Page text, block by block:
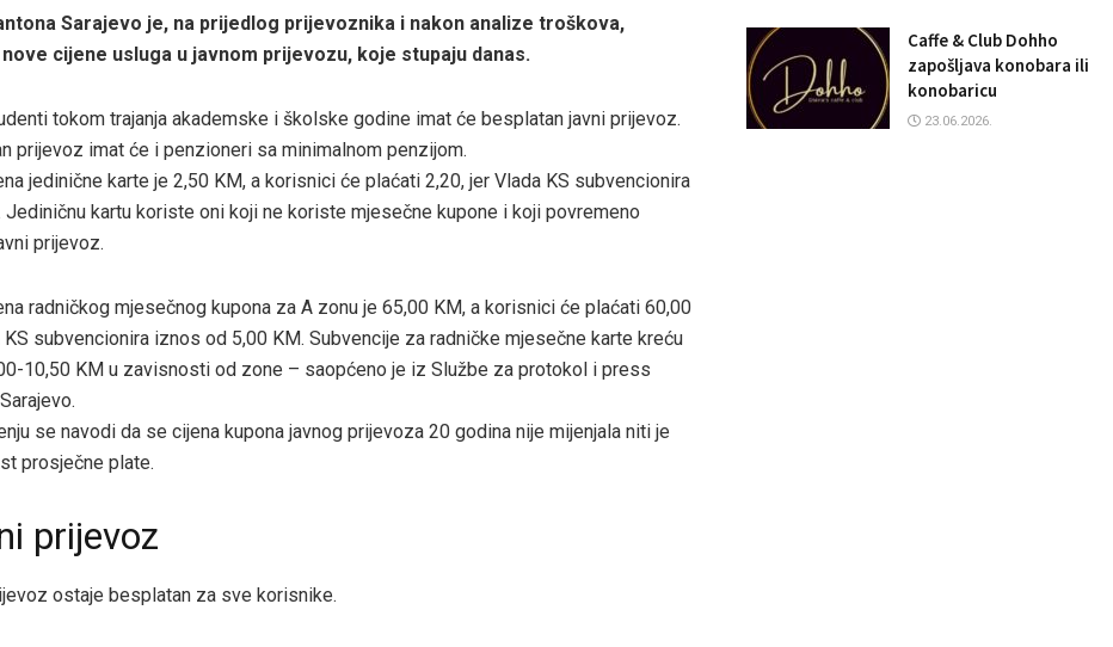
Sarajevo je, na prijedlog prijevoznika i nakon analize troškova,
cijene usluga u javnom prijevozu, koje stupaju danas.
tokom trajanja akademske i školske godine imat će besplatan javni prijevoz.
prijevoz imat će i penzioneri sa minimalnom penzijom.
jedinične karte je 2,50 KM, a korisnici će plaćati 2,20, jer Vlada KS subvencionira
Jediničnu kartu koriste oni koji ne koriste mjesečne kupone i koji povremeno
prijevoz.
radničkog mjesečnog kupona za A zonu je 65,00 KM, a korisnici će plaćati 60,00
KS subvencionira iznos od 5,00 KM. Subvencije za radničke mjesečne karte kreću
10,50 KM u zavisnosti od zone – saopćeno je iz Službe za protokol i press
se navodi da se cijena kupona javnog prijevoza 20 godina nije mijenjala niti je
prosječne plate.
prijevoz
ostaje besplatan za sve korisnike.
Caffe & Club Dohho
zapošljava konobara ili
konobaricu
23.06.2026.